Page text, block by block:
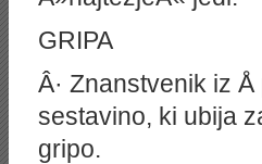
GRIPA
Â· Znanstvenik iz
sestavino, ki ubija
gripo.